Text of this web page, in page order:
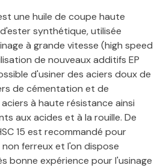
une huile de coupe haute
synthétique, utilisée
à grande vitesse (high speed
de nouveaux additifs EP
d'usiner des aciers doux de
de cémentation et de
à haute résistance ainsi
aux acides et à la rouille. De
15 est recommandé pour
ferreux et l'on dispose
bonne expérience pour l'usinage